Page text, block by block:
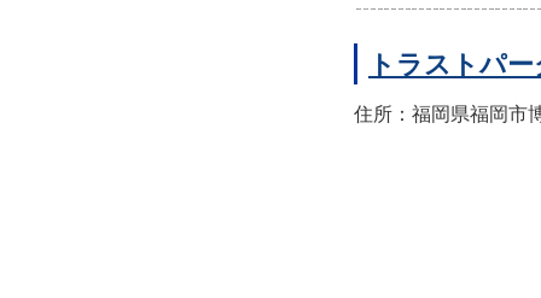
トラストパ
住所：福岡県福岡市